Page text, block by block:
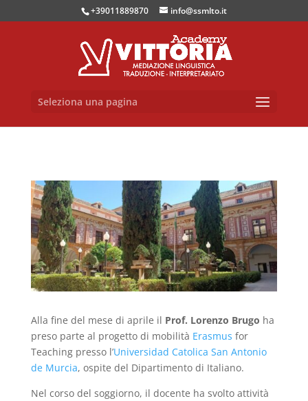
+39011889870 info@ssmlto.it
Seleziona una pagina
Alla fine del mese di aprile il Prof. Lorenzo Brugo ha
preso parte al progetto di mobilità Erasmus for
Teaching presso l’Universidad Catolica San Antonio
de Murcia, ospite del Dipartimento di Italiano.
Nel corso del soggiorno, il docente ha svolto attività